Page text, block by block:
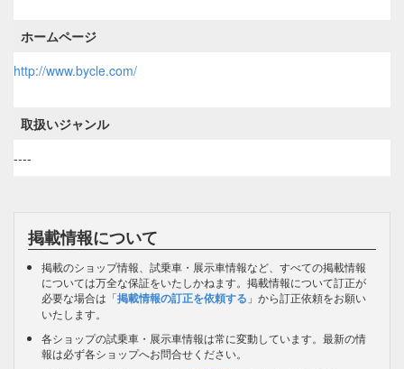
ホームページ
http://www.bycle.com/
取扱いジャンル
----
掲載情報について
掲載のショップ情報、試乗車・展示車情報など、すべての掲載情報
については万全な保証をいたしかねます。掲載情報について訂正が
必要な場合は「掲載情報の訂正を依頼する 」から訂正依頼をお願い
いたします。
各ショップの試乗車・展示車情報は常に変動しています。最新の情
報は必ず各ショップへお問合せください。